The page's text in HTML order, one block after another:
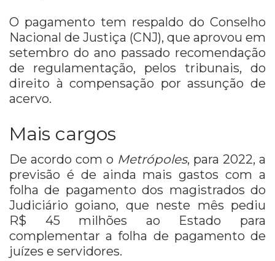
O pagamento tem respaldo do Conselho
Nacional de Justiça (CNJ), que aprovou em
setembro do ano passado recomendação
de regulamentação, pelos tribunais, do
direito à compensação por assunção de
acervo.
Mais cargos
De acordo com o Metrópoles, para 2022, a
previsão é de ainda mais gastos com a
folha de pagamento dos magistrados do
Judiciário goiano, que neste mês pediu
R$ 45 milhões ao Estado para
complementar a folha de pagamento de
juízes e servidores.